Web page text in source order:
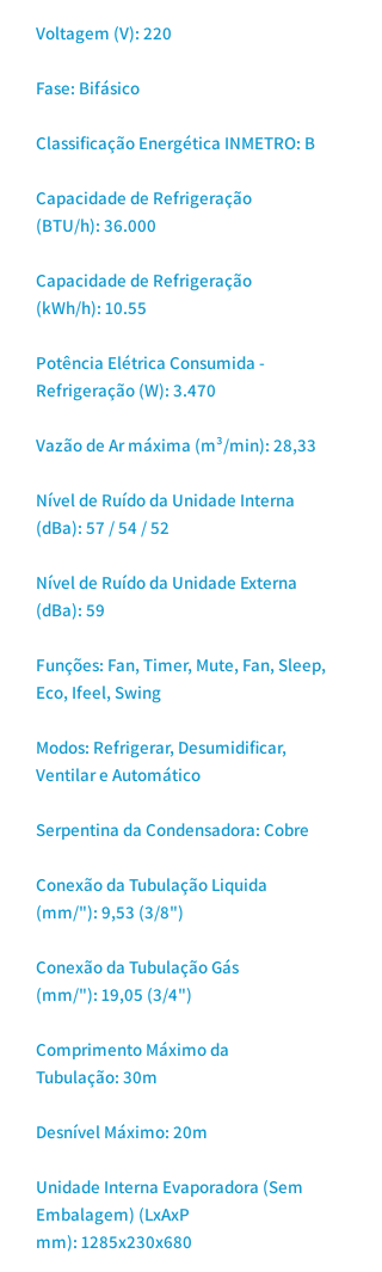
Voltagem (V): 220
Fase: Bifásico
Classificação Energética INMETRO: B
Capacidade de Refrigeração
(BTU/h): 36.000
Capacidade de Refrigeração
(kWh/h): 10.55
Potência Elétrica Consumida -
Refrigeração (W): 3.470
Vazão de Ar máxima (m³/min): 28,33
Nível de Ruído da Unidade Interna
(dBa): 57 / 54 / 52
Nível de Ruído da Unidade Externa
(dBa): 59
Funções: Fan, Timer, Mute, Fan, Sleep,
Eco, Ifeel, Swing
Modos: Refrigerar, Desumidificar,
Ventilar e Automático
Serpentina da Condensadora: Cobre
Conexão da Tubulação Liquida
(mm/"): 9,53 (3/8")
Conexão da Tubulação Gás
(mm/"): 19,05 (3/4")
Comprimento Máximo da
Tubulação: 30m
Desnível Máximo: 20m
Unidade Interna Evaporadora (Sem
Embalagem) (LxAxP
mm): 1285x230x680